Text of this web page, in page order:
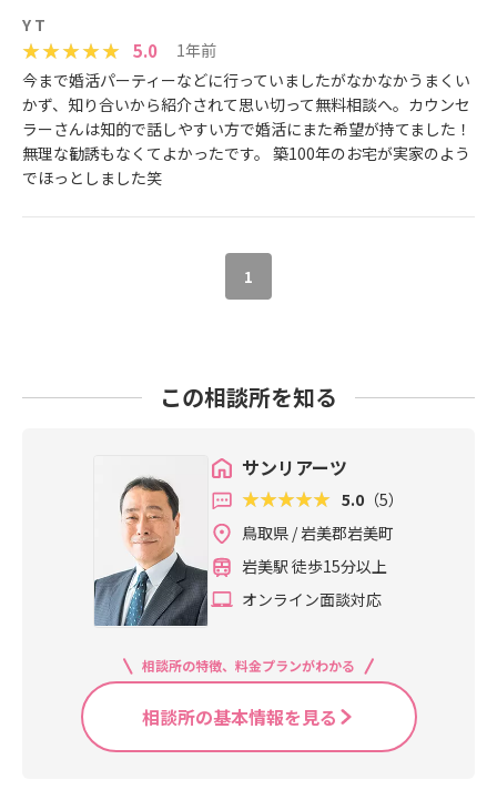
Y T
5.0
1年前
今まで婚活パーティーなどに行っていましたがなかなかうまくい
かず、知り合いから紹介されて思い切って無料相談へ。カウンセ
ラーさんは知的で話しやすい方で婚活にまた希望が持てました！
無理な勧誘もなくてよかったです。 築100年のお宅が実家のよう
でほっとしました笑
1
この相談所を知る
サンリアーツ
5.0 （5）
鳥取県 / 岩美郡岩美町
岩美駅 徒歩15分以上
オンライン面談対応
相談所の特徴、料金プランがわかる
相談所の基本情報を見る